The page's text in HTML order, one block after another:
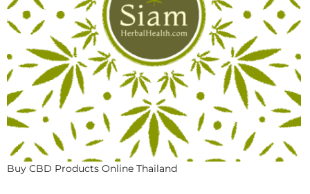
Buy CBD Products Online Thailand